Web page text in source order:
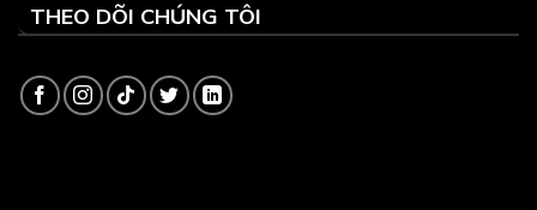
THEO DÕI CHÚNG TÔI